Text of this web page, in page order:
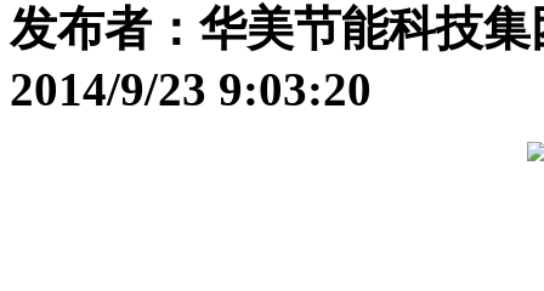
发布者：华美节能科技
2014/9/23 9:03:20